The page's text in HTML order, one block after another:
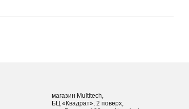
магазин Multitech,
БЦ «Квадрат», 2 поверх,